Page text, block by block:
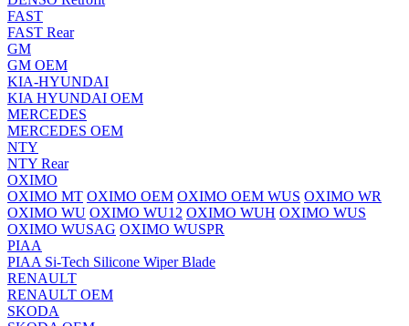
FAST
FAST Rear
GM
GM OEM
KIA-HYUNDAI
KIA HYUNDAI OEM
MERCEDES
MERCEDES OEM
NTY
NTY Rear
OXIMO
OXIMO MT OXIMO OEM OXIMO OEM WUS OXIMO WR
OXIMO WU OXIMO WU12 OXIMO WUH OXIMO WUS
OXIMO WUSAG OXIMO WUSPR
PIAA
PIAA Si-Tech Silicone Wiper Blade
RENAULT
RENAULT OEM
SKODA